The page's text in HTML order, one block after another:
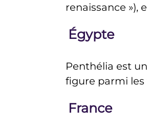
renaissance »),
Égypte
Penthélia est
figure parmi
France